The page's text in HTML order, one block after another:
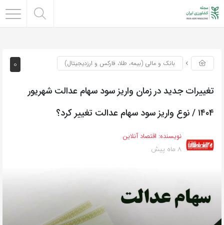
0 بانک و مالی (بیمه، طلا، فارکس و ارزدیجیتال)
تغییرات جدید در زمان واریز سود سهام عدالت شهریور
۱۴۰۴ / نوع واریز سود سهام عدالت تغییر کرد؟
نویسنده: اقتصاد آنلاین
8 ماه پیش